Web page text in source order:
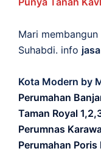
Mari
Suhabdi. info
Kota Modern by
Perumahan
Taman Royal
Perumnas
Perumahan Poris